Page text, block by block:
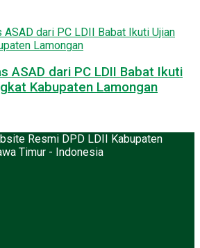
ASAD dari PC LDII Babat Ikuti
Kabupaten Lamongan
Resmi DPD LDII Kabupaten
Timur - Indonesia